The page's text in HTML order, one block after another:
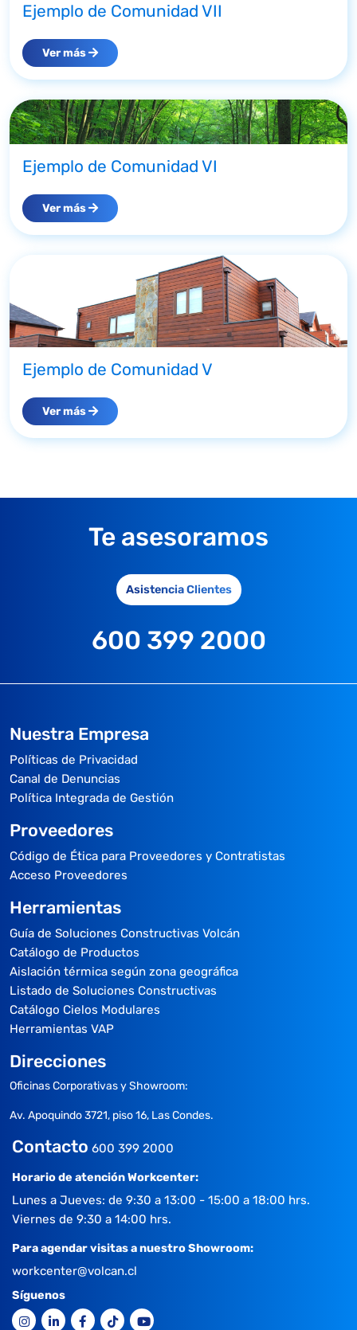
Ejemplo de Comunidad VII
Ver más
Ejemplo de Comunidad VI
Ver más
Ejemplo de Comunidad V
Ver más
Te asesoramos
Asistencia Clientes
600 399 2000
Nuestra Empresa
Políticas de Privacidad
Canal de Denuncias
Política Integrada de Gestión
Proveedores
Código de Ética para Proveedores y Contratistas
Acceso Proveedores
Herramientas
Guía de Soluciones Constructivas Volcán
Catálogo de Productos
Aislación térmica según zona geográfica
Listado de Soluciones Constructivas
Catálogo Cielos Modulares
Herramientas VAP
Direcciones
Oficinas Corporativas y Showroom:
Av. Apoquindo 3721, piso 16, Las Condes.
Contacto 600 399 2000
Horario de atención Workcenter:
Lunes a Jueves: de 9:30 a 13:00 - 15:00 a 18:00 hrs.
Viernes de 9:30 a 14:00 hrs.
Para agendar visitas a nuestro Showroom:
workcenter@volcan.cl
Síguenos